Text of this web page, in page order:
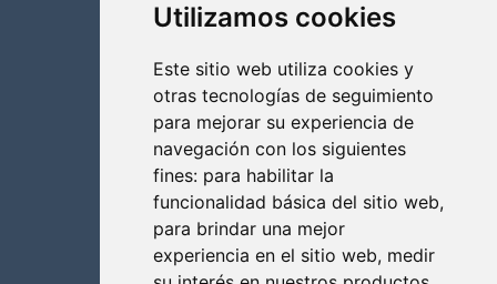
Utilizamos cookies
Este sitio web utiliza cookies y
otras tecnologías de seguimiento
para mejorar su experiencia de
navegación con los siguientes
fines: para habilitar la
funcionalidad básica del sitio web,
para brindar una mejor
experiencia en el sitio web, medir